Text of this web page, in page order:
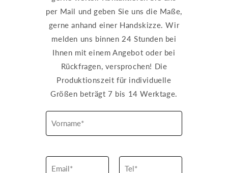
per Mail und geben Sie uns die Maße,
gerne anhand einer Handskizze. Wir
melden uns binnen 24 Stunden bei
Ihnen mit einem Angebot oder bei
Rückfragen, versprochen! Die
Produktionszeit für individuelle
Größen beträgt 7 bis 14 Werktage.